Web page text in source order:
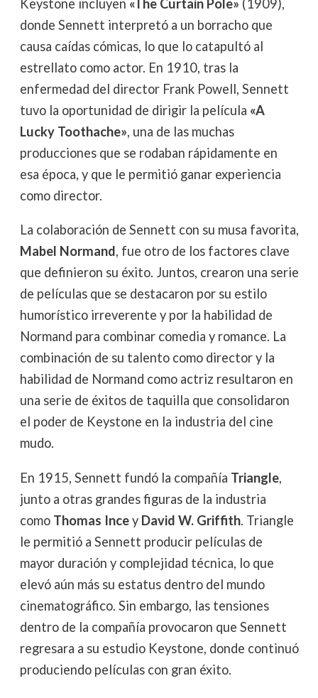
Keystone incluyen «The Curtain Pole» (1909),
donde Sennett interpretó a un borracho que
causa caídas cómicas, lo que lo catapultó al
estrellato como actor. En 1910, tras la
enfermedad del director Frank Powell, Sennett
tuvo la oportunidad de dirigir la película «A
Lucky Toothache», una de las muchas
producciones que se rodaban rápidamente en
esa época, y que le permitió ganar experiencia
como director.
La colaboración de Sennett con su musa favorita,
Mabel Normand, fue otro de los factores clave
que definieron su éxito. Juntos, crearon una serie
de películas que se destacaron por su estilo
humorístico irreverente y por la habilidad de
Normand para combinar comedia y romance. La
combinación de su talento como director y la
habilidad de Normand como actriz resultaron en
una serie de éxitos de taquilla que consolidaron
el poder de Keystone en la industria del cine
mudo.
En 1915, Sennett fundó la compañía Triangle,
junto a otras grandes figuras de la industria
como Thomas Incey David W. Griffith. Triangle
le permitió a Sennett producir películas de
mayor duración y complejidad técnica, lo que
elevó aún más su estatus dentro del mundo
cinematográfico. Sin embargo, las tensiones
dentro de la compañía provocaron que Sennett
regresara a su estudio Keystone, donde continuó
produciendo películas con gran éxito.